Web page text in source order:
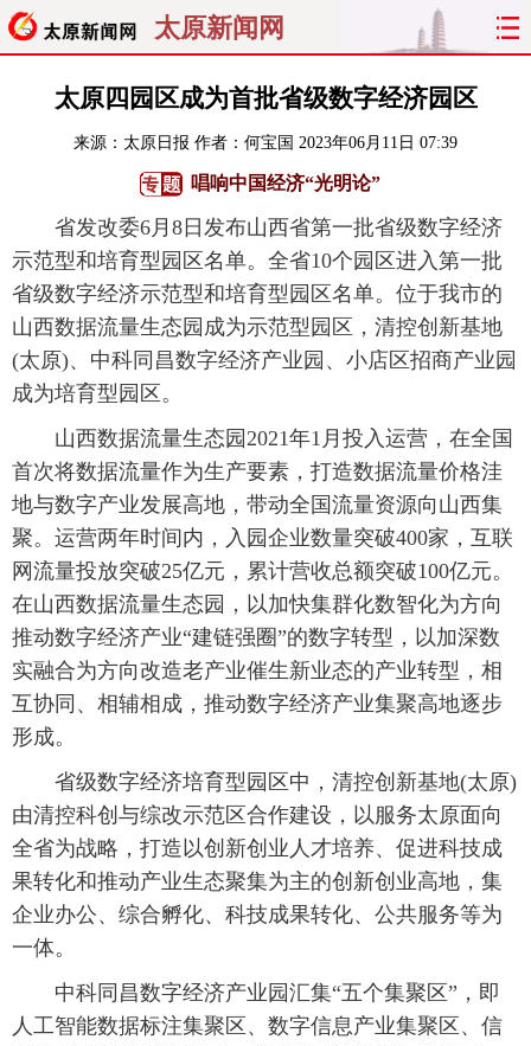
太原新闻网
首页 聚焦 太原 山西
经济 关注 文明 出行
旅游 理财 政务 教育
看天下 晋月读 最太原 网罗民生
太原日报
太原四园区成为首批省级数字经济园区
来源： 太原日报 作者：何宝国 2023年06月11日 07:39
唱响中国经济“光明论”
省发改委6月8日发布山西省第一批省级数字经济
示范型和培育型园区名单。全省10个园区进入第一批
省级数字经济示范型和培育型园区名单。位于我市的
山西数据流量生态园成为示范型园区，清控创新基地
(太原)、中科同昌数字经济产业园、小店区招商产业园
成为培育型园区。
山西数据流量生态园2021年1月投入运营，在全国
首次将数据流量作为生产要素，打造数据流量价格洼
地与数字产业发展高地，带动全国流量资源向山西集
聚。运营两年时间内，入园企业数量突破400家，互联
网流量投放突破25亿元，累计营收总额突破100亿元。
在山西数据流量生态园，以加快集群化数智化为方向
推动数字经济产业“建链强圈”的数字转型，以加深数
实融合为方向改造老产业催生新业态的产业转型，相
互协同、相辅相成，推动数字经济产业集聚高地逐步
形成。
省级数字经济培育型园区中，清控创新基地(太原)
由清控科创与综改示范区合作建设，以服务太原面向
全省为战略，打造以创新创业人才培养、促进科技成
果转化和推动产业生态聚集为主的创新创业高地，集
企业办公、综合孵化、科技成果转化、公共服务等为
一体。
中科同昌数字经济产业园汇集“五个集聚区”，即
人工智能数据标注集聚区、数字信息产业集聚区、信